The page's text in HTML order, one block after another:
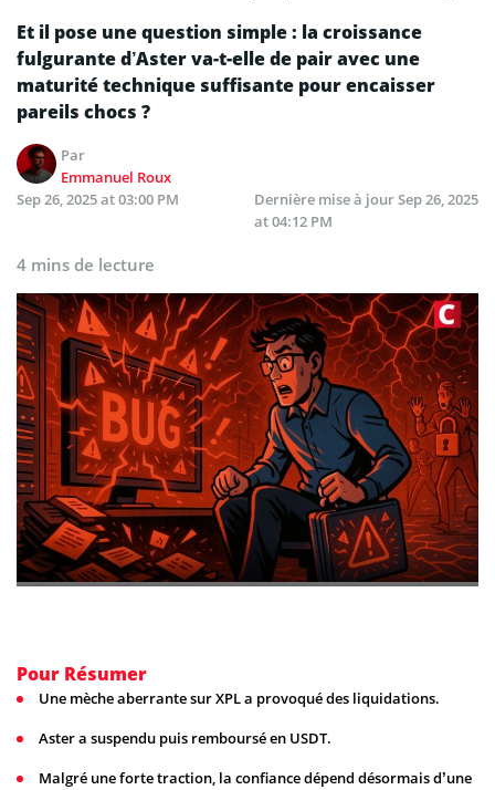
Et il pose une question simple : la croissance
fulgurante d’Aster va-t-elle de pair avec une
maturité technique suffisante pour encaisser
pareils chocs ?
Par
Emmanuel Roux
Sep 26, 2025 at 03:00 PM
Dernière mise à jourSep 26, 2025
at 04:12 PM
4 mins de lecture
Pour Résumer
Une mèche aberrante sur XPL a provoqué des liquidations.
Aster a suspendu puis remboursé en USDT.
Malgré une forte traction, la confiance dépend désormais d’une